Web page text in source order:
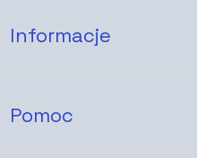
Informacje
Pomoc